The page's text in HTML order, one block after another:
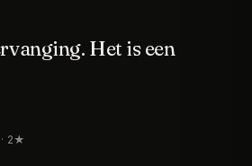
Het is een
2★